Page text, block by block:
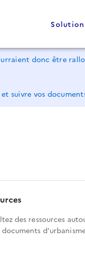
donc être
suivre vos
des ressources
documents